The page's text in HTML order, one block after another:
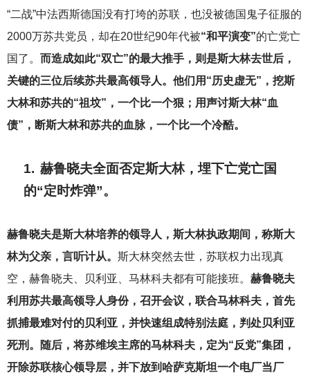
“二战”中法西斯德国没有打垮的苏联，也没被德国鬼子征服的
2000万苏共党员，却在20世纪90年代被“和平演变”的亡党亡
国了。 而造成如此“双亡”的最大推手，则是斯大林去世后，
关键的三位后续苏共最高领导人。他们用“历史虚无”，挖斯
大林和苏共的“祖坟”，一个比一个狠；用声讨斯大林“血
债”，断斯大林和苏共的血脉，一个比一个冷酷。
1. 赫鲁晓夫全面否定斯大林，埋下亡党亡国
的“定时炸弹”。
赫鲁晓夫是斯大林培养的领导人，斯大林执政期间，称斯大
林为父亲，言听计从。 斯大林突然去世，苏联权力出现真
空，赫鲁晓夫、贝利亚、马林科夫都有可能接班。 赫鲁晓夫
利用苏共最高领导人身份，召开会议，联合马林科夫，首先
抓捕最难对付的贝利亚，并快速组成特别法庭，判处贝利亚
死刑。随后，将苏维埃主席的马林科夫，定为“反党”集团，
开除苏联核心领导层，并下放到哈萨克斯坦一个电厂当厂